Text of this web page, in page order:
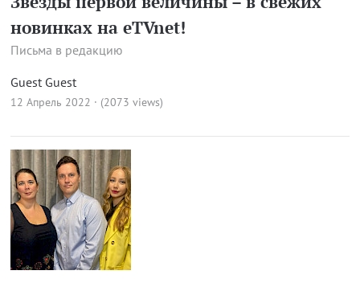
новинках на eTVnet!
Письма в редакцию
Guest Guest
12 Апрель 2022 · (2073 views)